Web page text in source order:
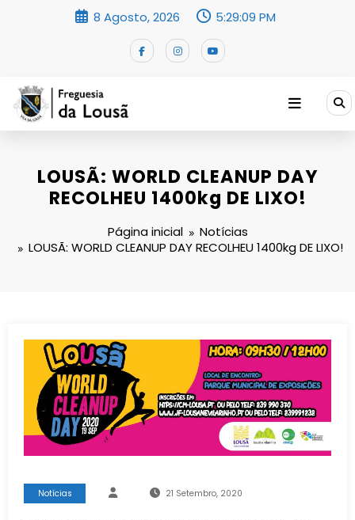
8 Agosto, 2026 5:29:09 PM
LOUSÃ: WORLD CLEANUP DAY
RECOLHEU 1400kg DE LIXO!
Página inicial
Notícias
LOUSÃ: WORLD CLEANUP DAY RECOLHEU 1400kg DE LIXO!
Notícias 21 Setembro, 2020